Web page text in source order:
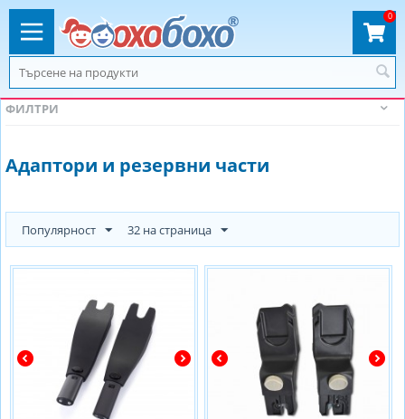
0
ФИЛТРИ
Адаптори и резервни части
Популярност 32 на страница